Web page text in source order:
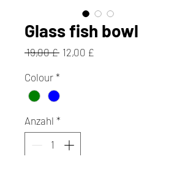
Glass fish bowl
19,00 £ Standardpreis
12,00 £Sale-
Colour *
Anzahl *